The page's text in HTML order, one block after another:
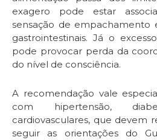
exagero pode estar
sensação de empachamento
gastrointestinais. Já o
pode provocar perda da
do nível de consciência.
A recomendação vale
com hipertensão,
cardiovasculares, que devem
seguir as orientações do